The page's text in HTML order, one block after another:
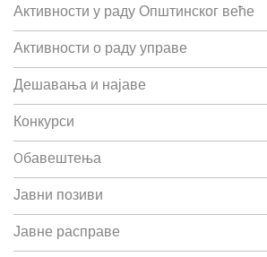
Активности у раду Општинског веће
Активности о раду управе
Дешавања и најаве
Конкурси
Oбавештења
Јавни позиви
Јавне расправе